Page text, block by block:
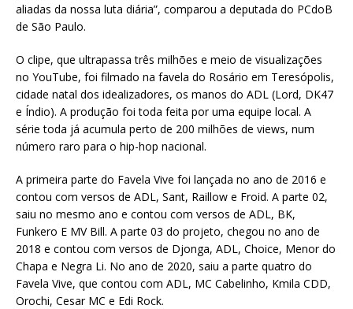
aliadas da nossa luta diária”, comparou a deputada do PCdoB
de São Paulo.
O clipe, que ultrapassa três milhões e meio de visualizações
no YouTube, foi filmado na favela do Rosário em Teresópolis,
cidade natal dos idealizadores, os manos do ADL (Lord, DK47
e Índio). A produção foi toda feita por uma equipe local. A
série toda já acumula perto de 200 milhões de views, num
número raro para o hip-hop nacional.
A primeira parte do Favela Vive foi lançada no ano de 2016 e
contou com versos de ADL, Sant, Raillow e Froid. A parte 02,
saiu no mesmo ano e contou com versos de ADL, BK,
Funkero E MV Bill. A parte 03 do projeto, chegou no ano de
2018 e contou com versos de Djonga, ADL, Choice, Menor do
Chapa e Negra Li. No ano de 2020, saiu a parte quatro do
Favela Vive, que contou com ADL, MC Cabelinho, Kmila CDD,
Orochi, Cesar MC e Edi Rock.